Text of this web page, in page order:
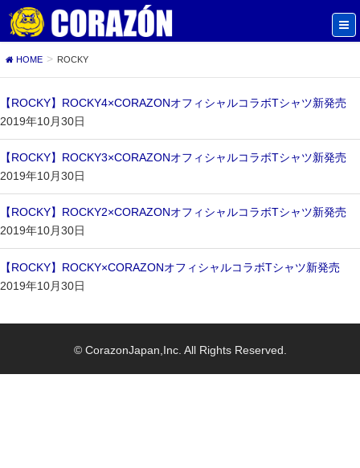
HOME ROCKY
【ROCKY】ROCKY4×CORAZONオフィシャルコラボTシャツ新発売
2019年10月30日
【ROCKY】ROCKY3×CORAZONオフィシャルコラボTシャツ新発売
2019年10月30日
【ROCKY】ROCKY2×CORAZONオフィシャルコラボTシャツ新発売
2019年10月30日
【ROCKY】ROCKY×CORAZONオフィシャルコラボTシャツ新発売
2019年10月30日
© CorazonJapan,Inc. All Rights Reserved.